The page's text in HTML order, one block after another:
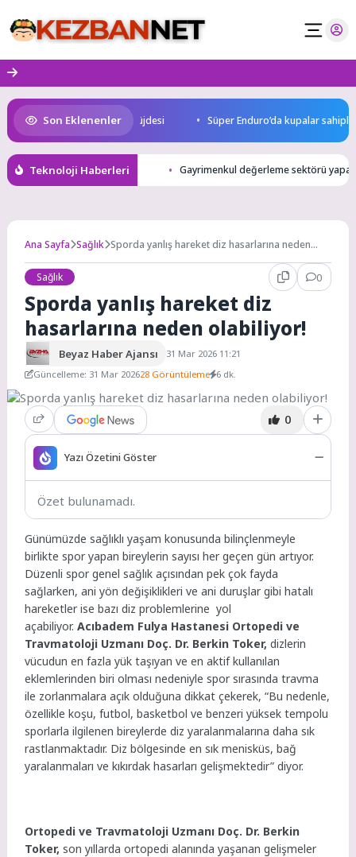
to
content
Son Eklenenler
uluslararası yarışma müjdesi Süper Enduro’da kupalar sahiplerini
Teknoloji Haberleri Gayrimenkul değerleme sektörü
Ana Sayfa Sağlık Sporda yanlış hareket diz hasarlarına neden
Sağlık
0
Sporda yanlış hareket diz
hasarlarına neden olabiliyor!
Beyaz Haber Ajansı
31 Mar 2026 11:21
Güncelleme: 31 Mar 202628 Görüntüleme 6 dk.
0
Yazı Özetini Göster
Özet bulunamadı.
Günümüzde sağlıklı yaşam konusunda bilinçlenmeyle
birlikte spor yapan bireylerin sayısı her geçen gün artıyor.
Düzenli spor genel sağlık açısından pek çok fayda
sağlarken, ani yön değişiklikleri ve ani duruşlar gibi hatalı
hareketler ise bazı diz problemlerine yol
açabiliyor.Acıbadem Fulya Hastanesi Ortopedi ve
Travmatoloji Uzmanı Doç. Dr. Berkin Toker,dizlerin
vücudun en fazla yük taşıyan ve en aktif kullanılan
eklemlerinden biri olması nedeniyle spor sırasında travma
ile zorlanmalara açık olduğuna dikkat çekerek, “Bu nedenle,
özellikle koşu, futbol, basketbol ve benzeri yüksek tempolu
sporlarla ilgilenen bireylerde diz yaralanmalarına daha sık
rastlanmaktadır. Diz bölgesinde en sık menisküs, bağ
yaralanmaları ve kıkırdak hasarları gelişmektedir” diyor.
Ortopedi ve Travmatoloji Uzmanı Doç. Dr. Berkin
Toker, son yıllarda ortopedi alanında yaşanan gelişmeler